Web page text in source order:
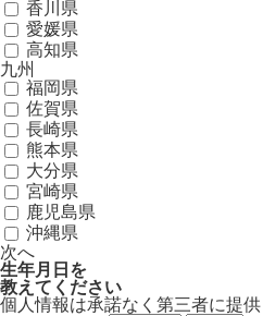
香川県
愛媛県
高知県
九州
福岡県
佐賀県
長崎県
熊本県
大分県
宮崎県
鹿児島県
沖縄県
次へ
生年月日 を
教えてください
個人情報は承諾なく第三者に提